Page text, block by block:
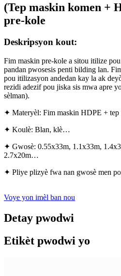
(Tep maskin komen +
pre-kole
Deskripsyon kout:
Fim maskin pre-kole a sitou itilize
pandan pwosesis penti bilding lan.
pou itilizasyon andedan kay la ak
rezidi adezif pou jiska sis mwa apre
sèlman).
✦ Materyèl: Fim maskin HDPE + tep
✦ Koulè: Blan, klè…
✦ Gwosè: 0.55x33m, 1.1x33m,
2.7x20m…
✦ Pliye plizyè fwa nan gwosè men
Voye yon imèl ban nou
Detay pwodwi
Etikèt pwodwi yo